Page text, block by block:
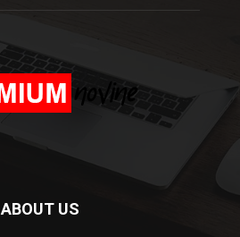
ABOUT US